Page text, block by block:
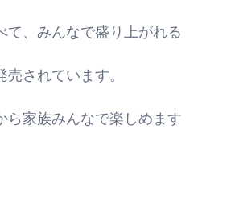
て、みんなで盛り上がれる
されています。
ら家族みんなで楽しめます